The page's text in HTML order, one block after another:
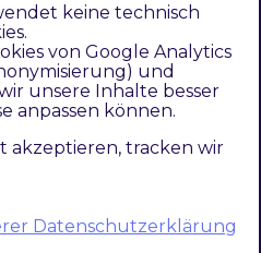
I
c
o
n
s
zu Tutorials,
Infos
Konfiguration
keine technisch
von Google Analytics
und
unsere Inhalte besser
anpassen können.
akzeptieren, tracken wir
Datenschutzerklärung